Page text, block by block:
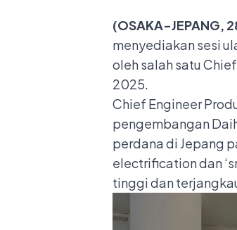
(OSAKA-JEPANG,
menyediakan sesi
oleh salah satu
2025.
Chief Engineer
pengembangan
perdana di Jepang
electrification dan
tinggi dan